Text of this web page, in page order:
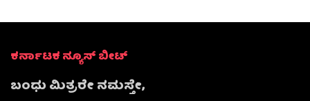
ಕರ್ನಾಟಕ ನ್ಯೂಸ್ ಬೀಟ್
ಬಂಧು ಮಿತ್ರರೇ ನಮಸ್ತೇ,